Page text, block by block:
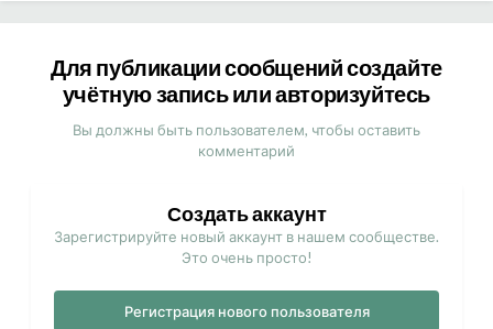
Для публикации сообщений создайте
учётную запись или авторизуйтесь
Вы должны быть пользователем, чтобы оставить
комментарий
Создать аккаунт
Зарегистрируйте новый аккаунт в нашем сообществе.
Это очень просто!
Регистрация нового пользователя